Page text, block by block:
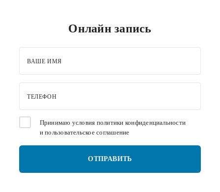
Онлайн запись
ВАШЕ ИМЯ
ТЕЛЕФОН
Принимаю условия политики конфиденциальности
ипользовательское соглашение